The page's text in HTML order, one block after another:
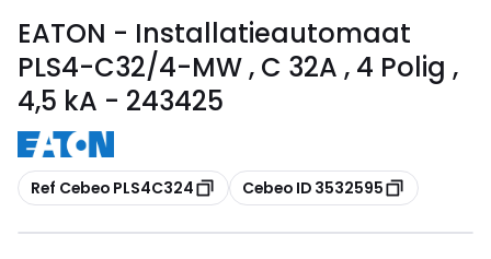
EATON - Installatieautomaat
PLS4-C32/4-MW , C 32A , 4 Polig ,
4,5 kA - 243425
Kopiëren
Ref Cebeo PLS4C324 Kopiëren
Cebeo ID 3532595